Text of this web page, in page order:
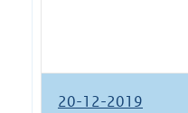
20-12-2019